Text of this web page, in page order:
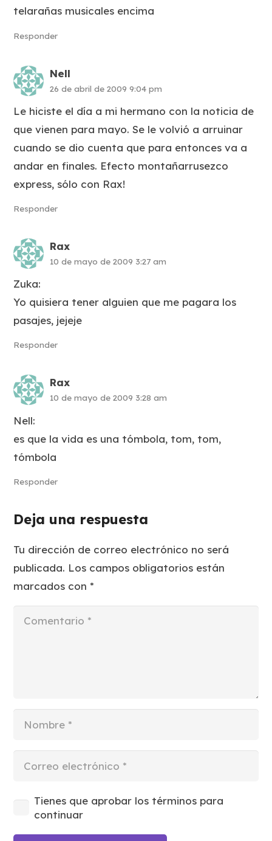
telarañas musicales encima
Responder
Nell
26 de abril de 2009 9:04 pm
Le hiciste el día a mi hermano con la noticia de
que vienen para mayo. Se le volvió a arruinar
cuando se dio cuenta que para entonces va a
andar en finales. Efecto montañarrusezco
express, sólo con Rax!
Responder
Rax
10 de mayo de 2009 3:27 am
Zuka:
Yo quisiera tener alguien que me pagara los
pasajes, jejeje
Responder
Rax
10 de mayo de 2009 3:28 am
Nell:
es que la vida es una tómbola, tom, tom,
tómbola
Responder
Deja una respuesta
Tu dirección de correo electrónico no será
publicada. Los campos obligatorios están
marcados con*
Tienes que aprobar los términos para
continuar